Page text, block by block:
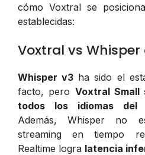
cómo Voxtral se
establecidas:
Voxtral vs Whisper
Whisper v3 ha sido el
facto, pero Voxtral Small
todos los idiomas del
Además, Whisper no
streaming en tiempo
Realtime logra latencia